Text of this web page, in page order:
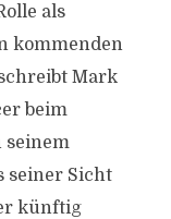
als
kommenden
Mark
beim
seinem
seiner Sicht
künftig